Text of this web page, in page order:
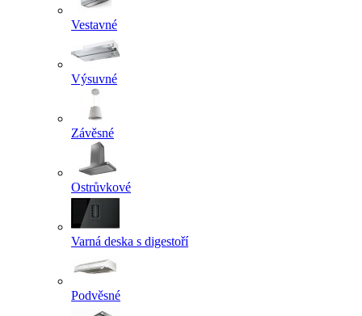
Vestavné
Výsuvné
Závěsné
Ostrůvkové
Varná deska s digestoří
Podvěsné